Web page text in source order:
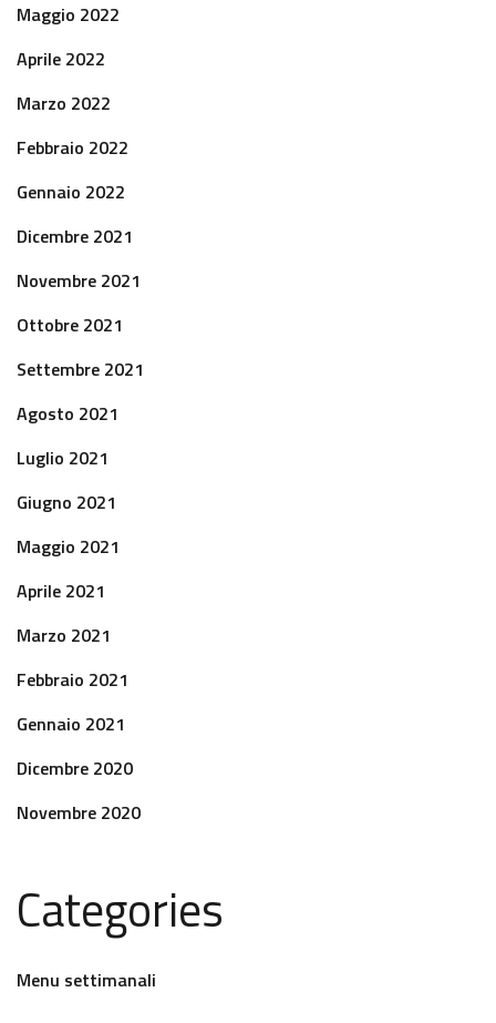
Maggio 2022
Aprile 2022
Marzo 2022
Febbraio 2022
Gennaio 2022
Dicembre 2021
Novembre 2021
Ottobre 2021
Settembre 2021
Agosto 2021
Luglio 2021
Giugno 2021
Maggio 2021
Aprile 2021
Marzo 2021
Febbraio 2021
Gennaio 2021
Dicembre 2020
Novembre 2020
Categories
Menu settimanali